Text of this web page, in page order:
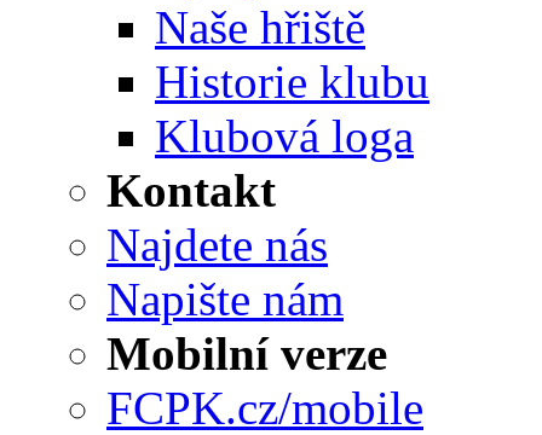
Naše hřiště
Historie klubu
Klubová loga
Kontakt
Najdete nás
Napište nám
Mobilní verze
FCPK.cz/mobile